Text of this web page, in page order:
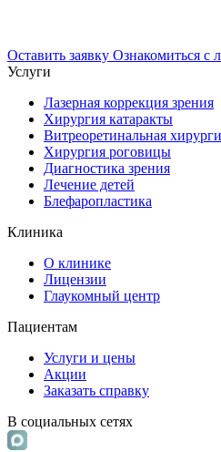
Оставить заявку Ознакомиться с
Услуги
Лазерная коррекция зрения
Хирургия катаракты
Витреоретинальная
Хирургия роговицы
Диагностика зрения
Лечение детей
Блефаропластика
Клиника
О клинике
Лицензии
Глаукомный центр
Пациентам
Услуги и цены
Акции
Заказать справку
В социальных сетях